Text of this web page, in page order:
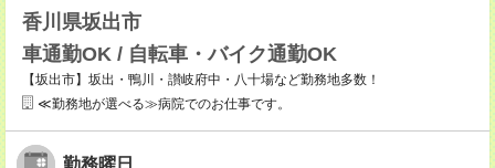
香川県坂出市
車通勤OK / 自転車・バイク通勤OK
【坂出市】坂出・鴨川・讃岐府中・八十場など勤務地多数！
≪勤務地が選べる≫病院でのお仕事です。
勤務曜日